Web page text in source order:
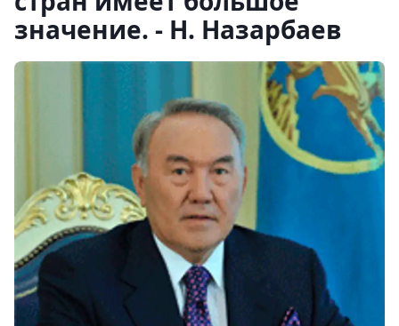
значение. - Н. Назарбаев